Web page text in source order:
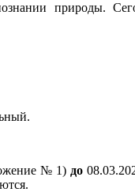
природы.
№ 1) до